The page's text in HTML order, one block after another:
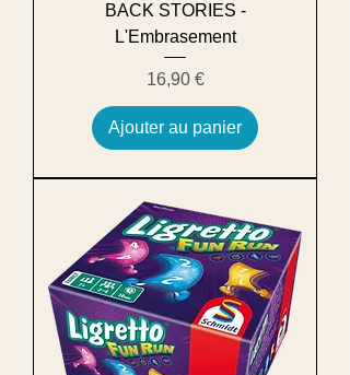
BACK STORIES -
L'Embrasement
Prix
16,90 €
Ajouter au panier